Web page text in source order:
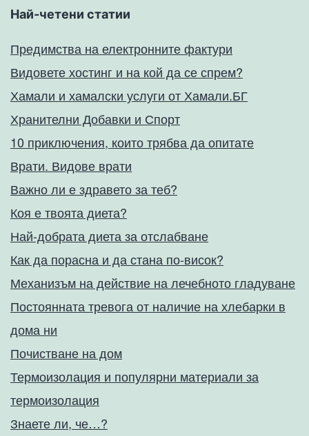
Най-четени статии
Предимства на електронните фактури
Видовете хостинг и на кой да се спрем?
Хамали и хамалски услуги от Хамали.БГ
Хранителни Добавки и Спорт
10 приключения, които трябва да опитате
Врати. Видове врати
Важно ли е здравето за теб?
Коя е твоята диета?
Най-добрата диета за отслабване
Как да порасна и да стана по-висок?
Механизъм на действие на лечебното гладуване
Постоянната тревога от наличие на хлебарки в
дома ни
Почистване на дом
Термоизолация и популярни материали за
термоизолация
Знаете ли, че…?